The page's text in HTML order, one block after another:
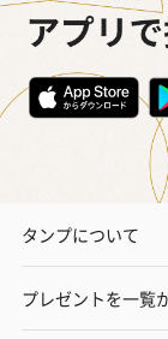
タンプについて
プレゼントを一覧